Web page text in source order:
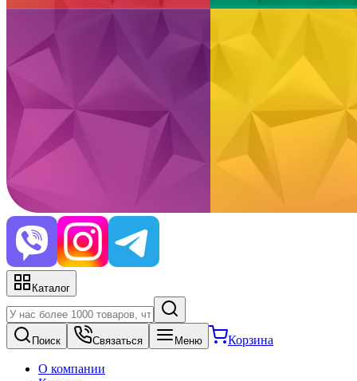
Каталог
Поиск Связаться Меню Корзина
О компании